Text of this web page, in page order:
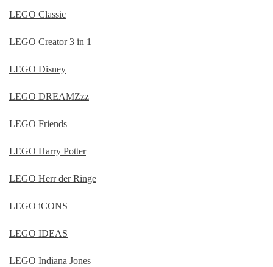
LEGO Classic
LEGO Creator 3 in 1
LEGO Disney
LEGO DREAMZzz
LEGO Friends
LEGO Harry Potter
LEGO Herr der Ringe
LEGO iCONS
LEGO IDEAS
LEGO Indiana Jones